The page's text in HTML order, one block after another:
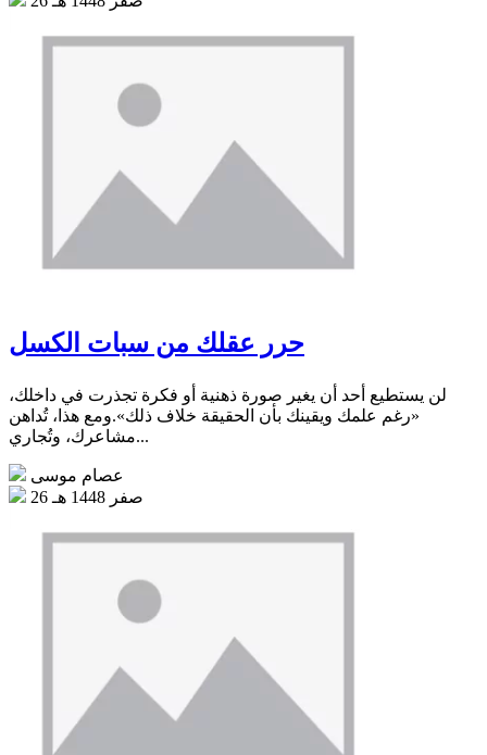
حرر عقلك من سبات الكسل
لن يستطيع أحد أن يغير صورة ذهنية أو فكرة تجذرت في داخلك،
«رغم علمك ويقينك بأن الحقيقة خلاف ذلك».ومع هذا، تُداهن
مشاعرك، وتُجاري...
عصام موسى
26 صفر 1448 هـ